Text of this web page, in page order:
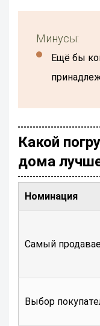
Минусы:
Ещё бы компактный кейс для хранения
Какой
дома
Номинация
Самый
Выбор